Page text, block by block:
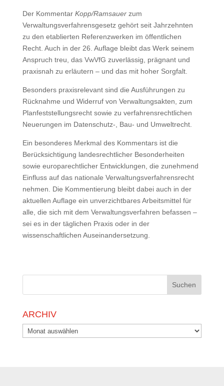
Der Kommentar Kopp/Ramsauerzum
Verwaltungsverfahrensgesetz gehört seit Jahrzehnten
zu den etablierten Referenzwerken im öffentlichen
Recht. Auch in der 26. Auflage bleibt das Werk seinem
Anspruch treu, das VwVfG zuverlässig, prägnant und
praxisnah zu erläutern – und das mit hoher Sorgfalt.
Besonders praxisrelevant sind die Ausführungen zu
Rücknahme und Widerruf von Verwaltungsakten, zum
Planfeststellungsrecht sowie zu verfahrensrechtlichen
Neuerungen im Datenschutz-, Bau- und Umweltrecht.
Ein besonderes Merkmal des Kommentars ist die
Berücksichtigung landesrechtlicher Besonderheiten
sowie europarechtlicher Entwicklungen, die zunehmend
Einfluss auf das nationale Verwaltungsverfahrensrecht
nehmen. Die Kommentierung bleibt dabei auch in der
aktuellen Auflage ein unverzichtbares Arbeitsmittel für
alle, die sich mit dem Verwaltungsverfahren befassen –
sei es in der täglichen Praxis oder in der
wissenschaftlichen Auseinandersetzung.
ARCHIV
Archiv